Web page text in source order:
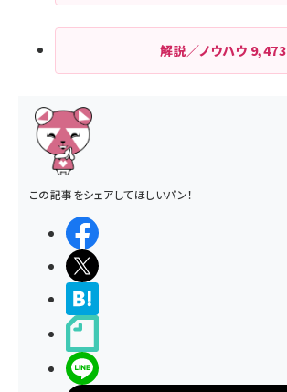
解説／ノウハウ 9,473
この記事をシェアしてほしいパン！